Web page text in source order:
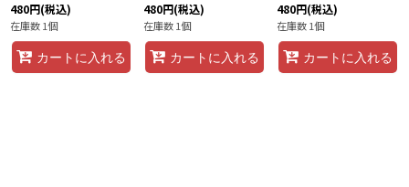
480円(税込)
在庫数 1個
カートに入れる
480円(税込)
在庫数 1個
カートに入れる
480円(税込)
在庫数 1個
カートに入れる